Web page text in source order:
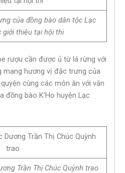
của đồng bào dân tộc Lạc
giới thiệu tại hội thi
rượu cần được ủ từ lá rừng với
mang hương vị đặc trưng của
cùng các món ăn với văn
bào K’Ho huyện Lạc
Trần Thị Chúc Quỳnh trao